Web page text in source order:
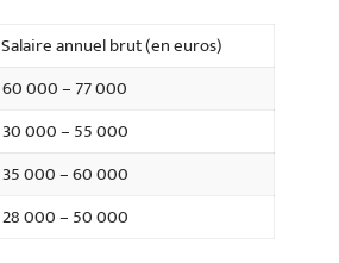
Salaire annuel brut (en euros)
60 000 – 77 000
30 000 – 55 000
35 000 – 60 000
28 000 – 50 000